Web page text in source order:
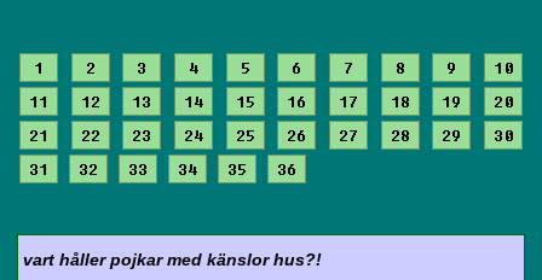
1 2 3 4 5 6 7 8 9
10
11
12 13 14 15 16 17 18 19
20
21
22 23 24 25 26 27 28 29
30
31
32 33 34 35 36
vart håller pojkar med känslor hus?!